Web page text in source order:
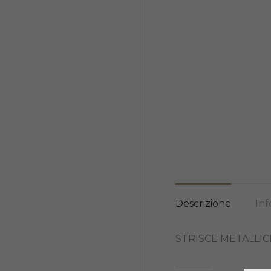
Descrizione
STRISCE